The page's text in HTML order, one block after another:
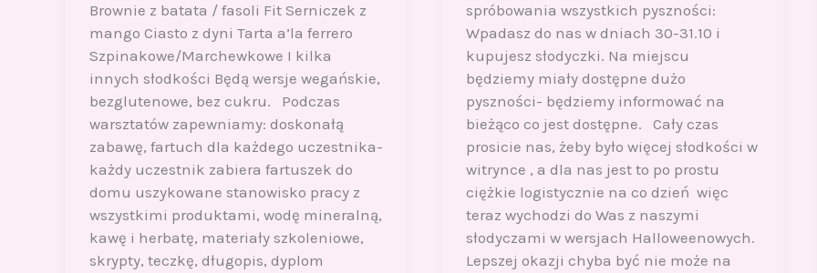
Brownie z batata / fasoli Fit Serniczek z
mango Ciasto z dyni Tarta a’la ferrero
Szpinakowe/Marchewkowe I kilka
innych słodkości Będą wersje wegańskie,
bezglutenowe, bez cukru. Podczas
warsztatów zapewniamy: doskonałą
zabawę, fartuch dla każdego uczestnika-
każdy uczestnik zabiera fartuszek do
domu uszykowane stanowisko pracy z
wszystkimi produktami, wodę mineralną,
kawę i herbatę, materiały szkoleniowe,
skrypty, teczkę, długopis, dyplom
spróbowania wszystkich pyszności:
Wpadasz do nas w dniach 30-31.10 i
kupujesz słodyczki. Na miejscu
będziemy miały dostępne dużo
pyszności- będziemy informować na
bieżąco co jest dostępne. Cały czas
prosicie nas, żeby było więcej słodkości w
witrynce , a dla nas jest to po prostu
ciężkie logistycznie na co dzień więc
teraz wychodzi do Was z naszymi
słodyczami w wersjach Halloweenowych.
Lepszej okazji chyba być nie może na